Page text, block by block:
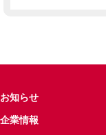
お知らせ
企業情報